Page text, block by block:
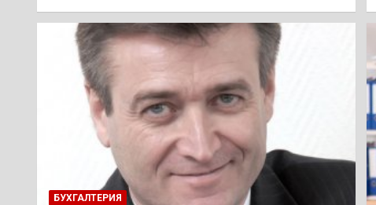
БУХГАЛТЕРИЯ